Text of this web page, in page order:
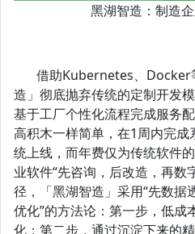
黑湖智造：制造
借助Kubernetes、Docker
造」彻底抛弃传统的定制开发
基于工厂个性化流程完成服务
高积木一样简单，在1周内完
统上线，而年费仅为传统软件
业软件“先咨询，后改造，再数
径，「黑湖智造」采用“先数据
优化”的方法论：第一步，低成
化；第二步，通过沉淀下来的